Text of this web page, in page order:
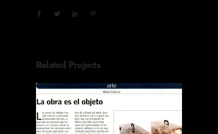
Related Projects